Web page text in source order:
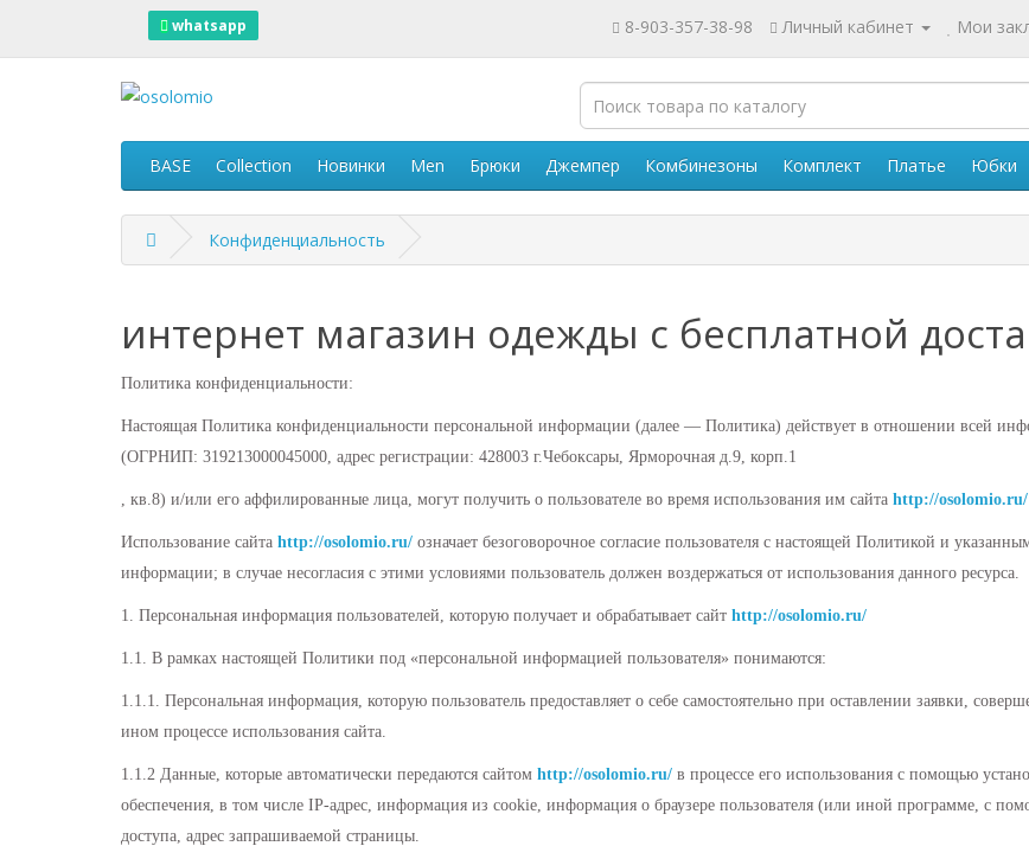
whatsapp 8-903-357-38-98 Личный кабинет Мои
BASE Collection Новинки Men Брюки Джемпер Комбинезоны Комплект Платье Юбки
Конфиденциальность
интернет магазин одежды с бесплатной
Политика конфиденциальности:
Настоящая Политика конфиденциальности персональной информации (далее — Политика) действует в отношении всей
(ОГРНИП: 319213000045000, адрес регистрации: 428003 г.Чебоксары, Ярморочная д.9, корп.1
, кв.8) и/или его аффилированные лица, могут получить о пользователе во время использования им сайта http://osolomio.ru/
Использование сайта http://osolomio.ru/ означает безоговорочное согласие пользователя с настоящей Политикой и
информации; в случае несогласия с этими условиями пользователь должен воздержаться от использования данного ресурса.
1. Персональная информация пользователей, которую получает и обрабатывает сайт http://osolomio.ru/
1.1. В рамках настоящей Политики под «персональной информацией пользователя» понимаются:
1.1.1. Персональная информация, которую пользователь предоставляет о себе самостоятельно при оставлении заявки,
ином процессе использования сайта.
1.1.2 Данные, которые автоматически передаются сайтом http://osolomio.ru/ в процессе его использования с помощью
обеспечения, в том числе IP-адрес, информация из cookie, информация о браузере пользователя (или иной программе, с
доступа, адрес запрашиваемой страницы.